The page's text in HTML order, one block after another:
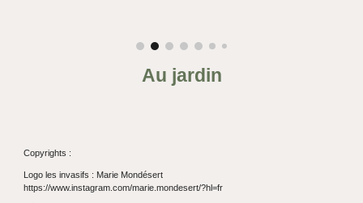
Au jardin
Copyrights :
Logo les invasifs : Marie Mondésert
https://www.instagram.com/marie.mondesert/?hl=fr